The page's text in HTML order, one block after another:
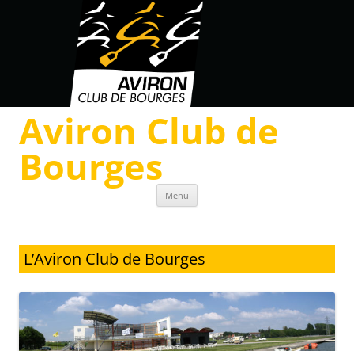
Aviron Club de
Bourges
Menu
L’Aviron Club de Bourges